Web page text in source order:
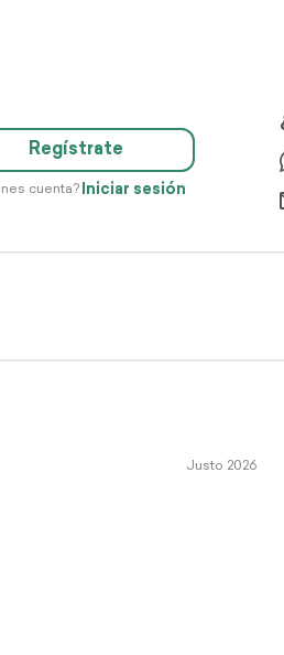
Regístrate
cuenta? Iniciar sesión
Justo 2026